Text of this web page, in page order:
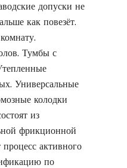
допуски не
как повезёт.
Тумбы с
Универсальные
колодки
из
фрикционной
процесс активного
по